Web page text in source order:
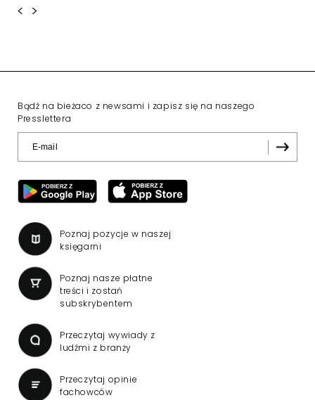
< >
Bądź na bieżaco z newsami i zapisz się na naszego
Presslettera
Poznaj pozycje w naszej
księgarni
Poznaj nasze płatne
treści i zostań
subskrybentem
Przeczytaj wywiady z
ludźmi z branży
Przeczytaj opinie
fachowców